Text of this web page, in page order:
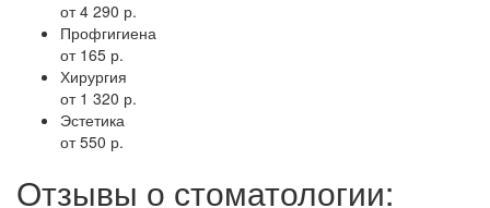
от 4 290 р.
Профгигиена
от 165 р.
Хирургия
от 1 320 р.
Эстетика
от 550 р.
Отзывы о стоматологии: